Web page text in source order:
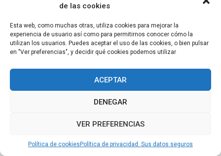
de las cookies
Esta web, como muchas otras, utiliza cookies para mejorar la
experiencia de usuario así como para permitirnos conocer cómo la
utilizan los usuarios. Puedes aceptar el uso de las cookies, o bien pulsar
en "Ver preferencias", y decidir qué cookies podemos utilizar
ACEPTAR
DENEGAR
VER PREFERENCIAS
Política de cookies Política de privacidad. Sus datos seguros